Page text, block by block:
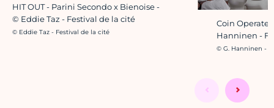
HIT OUT - Parini Secondo x Bienoise -
© Eddie Taz - Festival de la cité
Crédit photo :
© Eddie Taz - Festival de la cité
Coin
Hanninen -
Crédit photo :
© G. Hanninen -